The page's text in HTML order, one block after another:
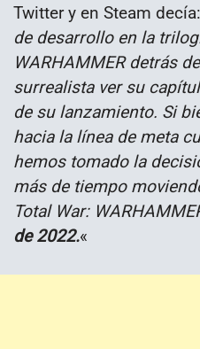
Twitter y en Steam decía:
de desarrollo en la
WARHAMMER detrás
surrealista ver su
de su lanzamiento. Si
hacia la línea de meta
hemos tomado la
más de tiempo
Total War:
de 2022.«